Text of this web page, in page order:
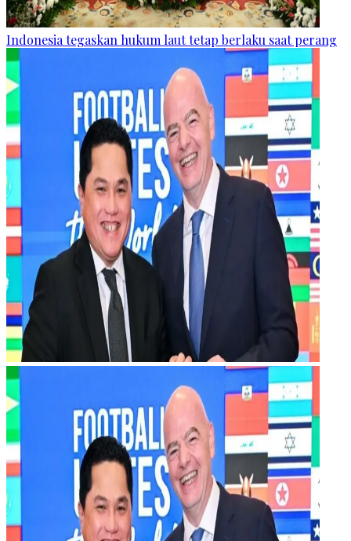
Indonesia tegaskan hukum laut tetap berlaku saat perang